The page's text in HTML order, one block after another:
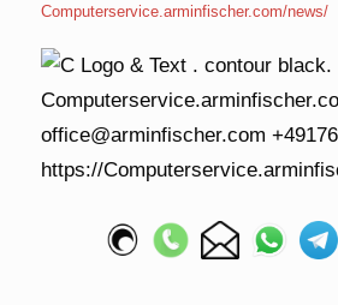
Computerservice.arminfischer.com/news/